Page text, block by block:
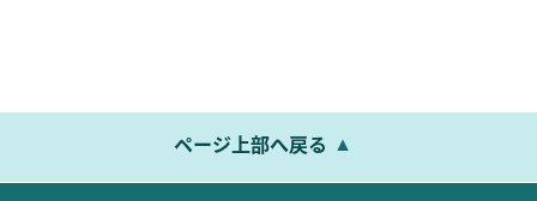
ページ上部へ戻る